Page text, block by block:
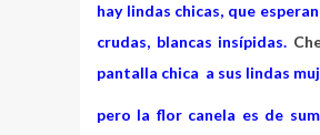
hay lindas chicas, que
crudas, blancas insípidas.
pantalla chica a sus lindas
pero la flor canela es de